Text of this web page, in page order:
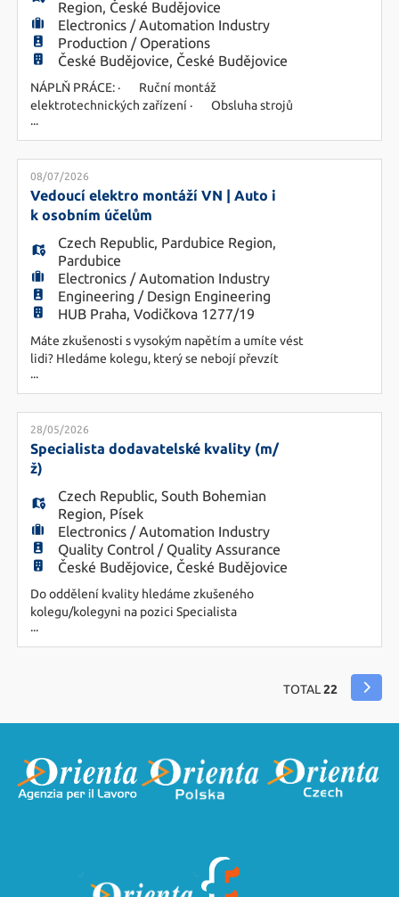
Region, České Budějovice
Electronics / Automation Industry
Production / Operations
České Budějovice, České Budějovice
NÁPLŇ PRÁCE: · Ruční montáž
elektrotechnických zařízení · Obsluha strojů
· Práce dle pracovních návodek · Kontrola
materiálu a hotových výrobků · Noční směna
22-06h · Zaučení v denní směně cca 2 měsíce
POŽADAVKY: · Předchozí praxe ve výrobě
(montáž, obsluha strojů) · Vzdělání
nerozhoduje
...
08/07/2026
Vedoucí elektro montáží VN | Auto i
k osobním účelům
Czech Republic, Pardubice Region,
Pardubice
Electronics / Automation Industry
Engineering / Design Engineering
HUB Praha, Vodičkova 1277/19
Máte zkušenosti s vysokým napětím a umíte vést
lidi? Hledáme kolegu, který se nebojí převzít
zodpovědnost za montáže VN, dokáže
zorganizovat práci týmu a dovést zakázku do
úspěšného konce. Co bude Vaším úkolem? -
Povedete realizaci montážních prací na VN
zakázkách. - Zajistíte organizaci a koordinaci
montážního týmu. - Budete dohlížet na kva
...
28/05/2026
Specialista dodavatelské kvality (m/
ž)
Czech Republic, South Bohemian
Region, Písek
Electronics / Automation Industry
Quality Control / Quality Assurance
České Budějovice, České Budějovice
Do oddělení kvality hledáme zkušeného
kolegu/kolegyni na pozici Specialista
dodavatelské kvality se zaměřením na operativní
řízení kvality dodavatelů. Náplň práce: - operativní
...
TOTAL22